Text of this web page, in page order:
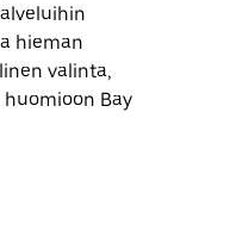
hieman
valinta,
Bay